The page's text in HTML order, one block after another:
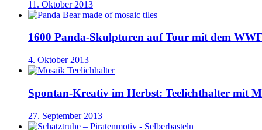
11. Oktober 2013
1600 Panda-Skulpturen auf Tour mit dem WWF
4. Oktober 2013
Spontan-Kreativ im Herbst: Teelichthalter mit
27. September 2013